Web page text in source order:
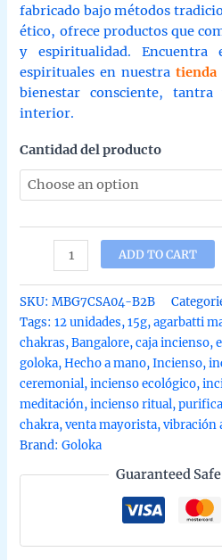
fabricado bajo métodos
ético, ofrece productos que
y espiritualidad. Encuentra
espirituales en nuestra tienda
bienestar consciente,
interior.
Cantidad del producto
Incienso
septimo
chakra
ajna
de
Goloka
hecho
a
mano
en
Bangalore
en
ADD TO CART
SKU:MBG7CSA04-B2B
Tags:12 unidades,15g,agarbatti
chakras,Bangalore,caja incienso,
goloka,Hecho a mano,Incienso,
ceremonial,incienso ecológico,
meditación,incienso ritual,
chakra,venta mayorista,vibración
Brand:Goloka
Guaranteed